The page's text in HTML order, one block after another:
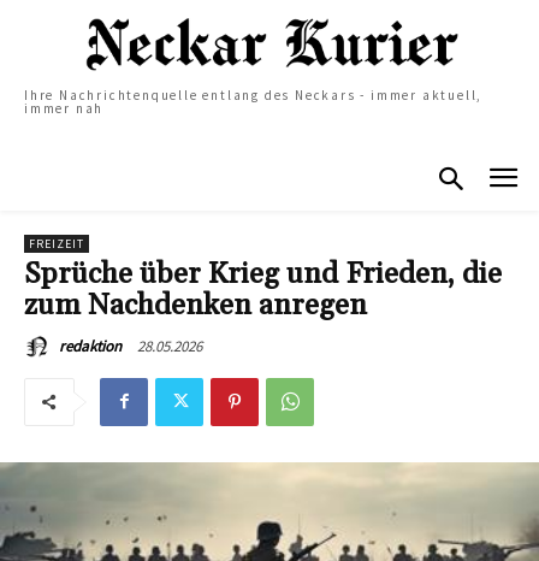
Ihre Nachrichtenquelle entlang des Neckars - immer aktuell,
immer nah
FREIZEIT
Sprüche über Krieg und Frieden, die
zum Nachdenken anregen
redaktion 28.05.2026